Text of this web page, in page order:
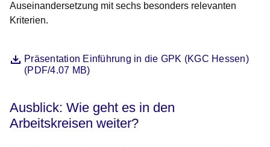
Auseinandersetzung mit sechs besonders relevanten
Kriterien.
DateiPräsentation Einführung in die GPK (KGC Hessen)
(PDF/4.07 MB)
Öffnet sich in einem neuen Fenster
Ausblick: Wie geht es in den
Arbeitskreisen weiter?